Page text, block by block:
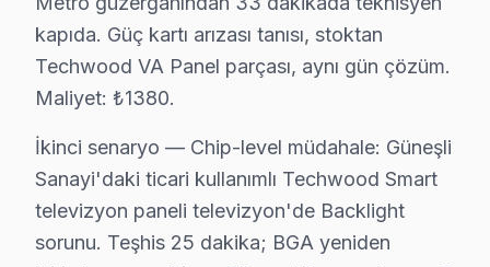
Bağcılar'da Techwood TV İçin Orijinal Parça
Bağcılar'da Techwood televizyon tamirinde Bağcılar
Bağcılar parça stoğumuz:
• Bağcılar'de LCD, OLED ve QLED panel çeşitleri
• Bağcılar servisimizde LED bar ve backlight modülleri
• Bağcılar'de mainboard, power board, T-Con kartları
• Bağcılar servisimizde HDMI soket, IR alıcı, Wi-Fi
kapıda. Güç kartı arızası tanısı, stoktan
Techwood VA Panel parçası, aynı gün çözüm.
Maliyet: ₺1380.
İkinci senaryo — Chip-level müdahale: Güneşli
Sanayi'daki ticari kullanımlı Techwood Smart
televizyon paneli televizyon'de Backlight
sorunu. Teşhis 25 dakika; BGA yeniden